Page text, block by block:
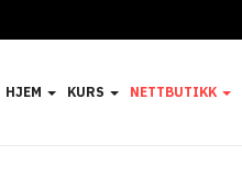
HJEM KURS NETTBUTIKK